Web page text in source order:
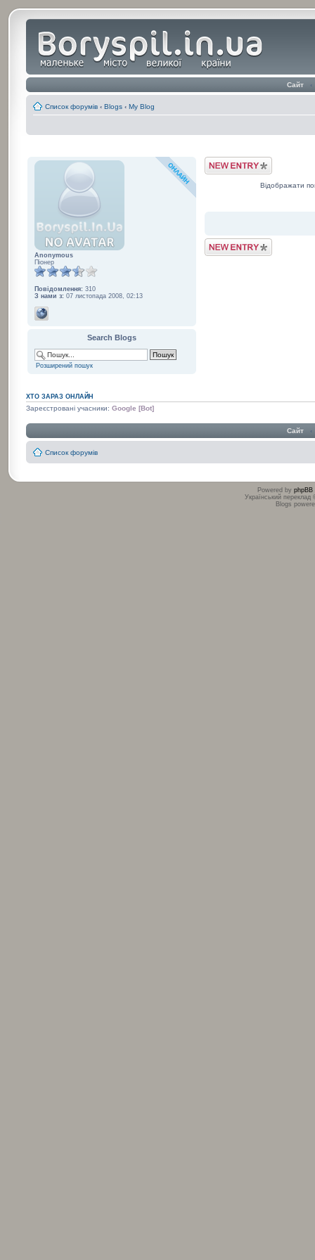
Сайт ‹
Список форумів ‹ Blogs ‹ My Blog
Anonymous
Піонер
Повідомлення: 310
З нами з: 07 листопада 2008, 02:13
Search Blogs
Розширений пошук
Post a Blog Entry
Відображати
Post a Blog Entry
ХТО ЗАРАЗ ОНЛАЙН
Зареєстровані учасники: Google [Bot]
Сайт ‹
Список форумів
Powered by phpBB
Український
Blogs